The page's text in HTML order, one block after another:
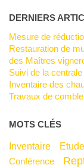
DERNIERS
Mesure de
Restauration de murets et nouveau parcours à la coopérative
des Maîtres
Suivi de la
Inventaire des
Travaux de
MOTS CLÉS
Inventaire
Conférence